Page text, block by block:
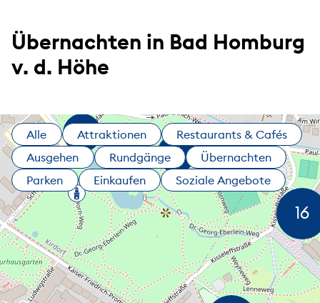
Übernachten in Bad Homburg
v. d. Höhe
Alle Attraktionen
Restaurants & Cafés
Ausgehen
Rundgänge
Übernachten
Parken
Einkaufen Soziale Angebote